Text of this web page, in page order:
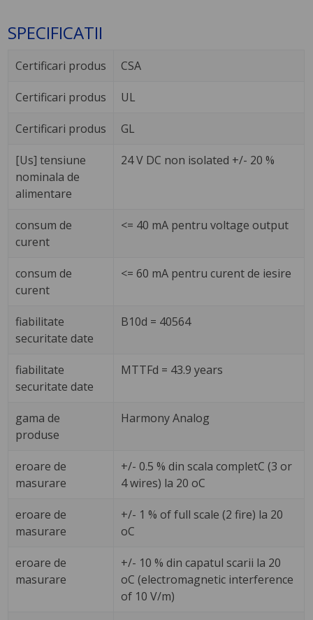
SPECIFICATII
Certificari produs CSA
Certificari produs UL
Certificari produs GL
[Us] tensiune
nominala de
alimentare
24 V DC non isolated +/- 20 %
consum de
curent
<= 40 mA pentru voltage output
consum de
curent
<= 60 mA pentru curent de iesire
fiabilitate
securitate date
B10d = 40564
fiabilitate
securitate date
MTTFd = 43.9 years
gama de
produse
Harmony Analog
eroare de
masurare
+/- 0.5 % din scala completC (3 or
4 wires) la 20 oC
eroare de
masurare
+/- 1 % of full scale (2 fire) la 20
oC
eroare de
masurare
+/- 10 % din capatul scarii la 20
oC (electromagnetic interference
of 10 V/m)